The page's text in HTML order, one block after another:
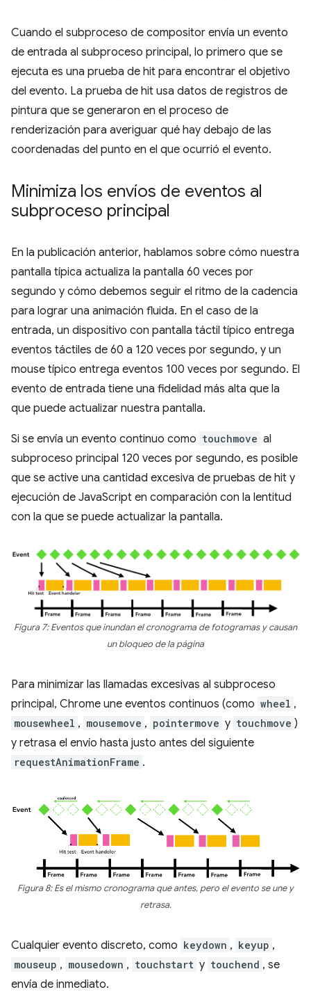
Cuando el subproceso de compositor envía un evento
de entrada al subproceso principal, lo primero que se
ejecuta es una prueba de hit para encontrar el objetivo
del evento. La prueba de hit usa datos de registros de
pintura que se generaron en el proceso de
renderización para averiguar qué hay debajo de las
coordenadas del punto en el que ocurrió el evento.
Minimiza los envíos de eventos al
subproceso principal
En la publicación anterior, hablamos sobre cómo nuestra
pantalla típica actualiza la pantalla 60 veces por
segundo y cómo debemos seguir el ritmo de la cadencia
para lograr una animación fluida. En el caso de la
entrada, un dispositivo con pantalla táctil típico entrega
eventos táctiles de 60 a 120 veces por segundo, y un
mouse típico entrega eventos 100 veces por segundo. El
evento de entrada tiene una fidelidad más alta que la
que puede actualizar nuestra pantalla.
Si se envía un evento continuo como touchmove al
subproceso principal 120 veces por segundo, es posible
que se active una cantidad excesiva de pruebas de hit y
ejecución de JavaScript en comparación con la lentitud
con la que se puede actualizar la pantalla.
Figura 7: Eventos que inundan el cronograma de fotogramas y causan
un bloqueo de la página
Para minimizar las llamadas excesivas al subproceso
principal, Chrome une eventos continuos (como wheel ,
mousewheel , mousemove , pointermove y touchmove )
y retrasa el envío hasta justo antes del siguiente
requestAnimationFrame .
Figura 8: Es el mismo cronograma que antes, pero el evento se une y
retrasa.
Cualquier evento discreto, como keydown , keyup ,
mouseup , mousedown , touchstart y touchend , se
envía de inmediato.